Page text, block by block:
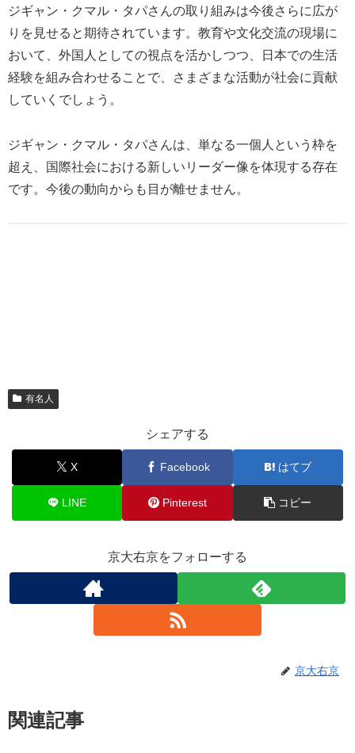
ジギャン・クマル・タパさんの取り組みは今後さらに広が
りを見せると期待されています。教育や文化交流の現場に
おいて、外国人としての視点を活かしつつ、日本での生活
経験を組み合わせることで、さまざまな活動が社会に貢献
していくでしょう。
ジギャン・クマル・タパさんは、単なる一個人という枠を
超え、国際社会における新しいリーダー像を体現する存在
です。今後の動向からも目が離せません。
有名人
シェアする
X Facebook はてブ
LINE Pinterest コピー
京大右京をフォローする
京大右京
関連記事